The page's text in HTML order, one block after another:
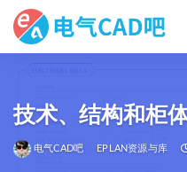
技术、结构和柜
电气CAD吧 EPLAN资源与库